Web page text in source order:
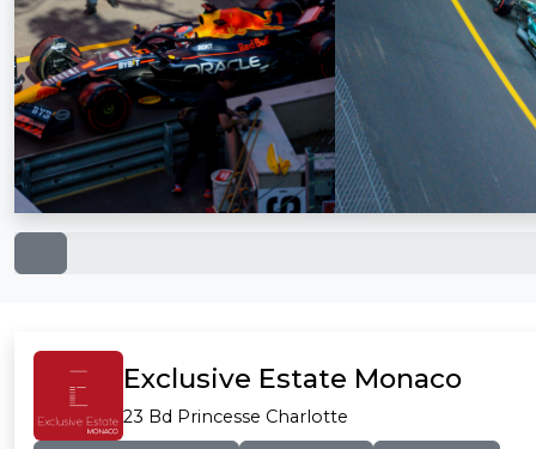
Exclusive Estate Monaco
23 Bd Princesse Charlotte